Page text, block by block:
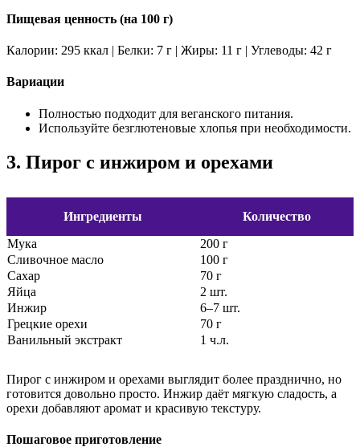
Пищевая ценность (на 100 г)
Калории: 295 ккал | Белки: 7 г | Жиры: 11 г | Углеводы: 42 г
Вариации
Полностью подходит для веганского питания.
Используйте безглютеновые хлопья при необходимости.
3. Пирог с инжиром и орехами
Ингредиенты
Количество
Мука
200 г
Сливочное масло
100 г
Сахар
70 г
Яйца
2 шт.
Инжир
6–7 шт.
Грецкие орехи
70 г
Ванильный экстракт
1 ч.л.
Пирог с инжиром и орехами выглядит более празднично, но
готовится довольно просто. Инжир даёт мягкую сладость, а
орехи добавляют аромат и красивую текстуру.
Пошаговое приготовление